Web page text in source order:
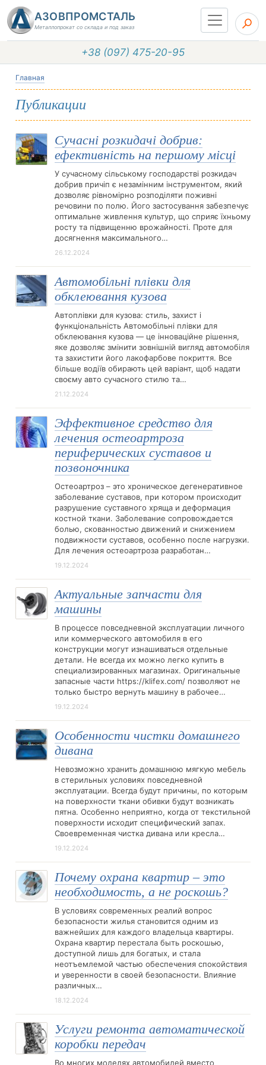
АЗОВПРОМСТАЛЬ
Металлопрокат со склада и под заказ
+38 (097) 475-20-95
Главная
Публикации
Сучасні розкидачі добрив:
ефективність на першому місці
У сучасному сільському господарстві розкидач
добрив причіп є незамінним інструментом, який
дозволяє рівномірно розподіляти поживні
речовини по полю. Його застосування забезпечує
оптимальне живлення культур, що сприяє їхньому
росту та підвищенню врожайності. Проте для
досягнення максимального…
26.12.2024
Автомобільні плівки для
обклеювання кузова
Автоплівки для кузова: стиль, захист і
функціональність Автомобільні плівки для
обклеювання кузова — це інноваційне рішення,
яке дозволяє змінити зовнішній вигляд автомобіля
та захистити його лакофарбове покриття. Все
більше водіїв обирають цей варіант, щоб надати
своєму авто сучасного стилю та…
21.12.2024
Эффективное средство для
лечения остеоартроза
периферических суставов и
позвоночника
Остеоартроз – это хроническое дегенеративное
заболевание суставов, при котором происходит
разрушение суставного хряща и деформация
костной ткани. Заболевание сопровождается
болью, скованностью движений и снижением
подвижности суставов, особенно после нагрузки.
Для лечения остеоартроза разработан…
19.12.2024
Актуальные запчасти для
машины
В процессе повседневной эксплуатации личного
или коммерческого автомобиля в его
конструкции могут изнашиваться отдельные
детали. Не всегда их можно легко купить в
специализированных магазинах. Оригинальные
запасные части https://klifex.com/ позволяют не
только быстро вернуть машину в рабочее…
19.12.2024
Особенности чистки домашнего
дивана
Невозможно хранить домашнюю мягкую мебель
в стерильных условиях повседневной
эксплуатации. Всегда будут причины, по которым
на поверхности ткани обивки будут возникать
пятна. Особенно неприятно, когда от текстильной
поверхности исходит специфический запах.
Своевременная чистка дивана или кресла…
19.12.2024
Почему охрана квартир – это
необходимость, а не роскошь?
В условиях современных реалий вопрос
безопасности жилья становится одним из
важнейших для каждого владельца квартиры.
Охрана квартир перестала быть роскошью,
доступной лишь для богатых, и стала
неотъемлемой частью обеспечения спокойствия
и уверенности в своей безопасности. Влияние
различных…
18.12.2024
Услуги ремонта автоматической
коробки передач
Во многих моделях автомобилей вместо